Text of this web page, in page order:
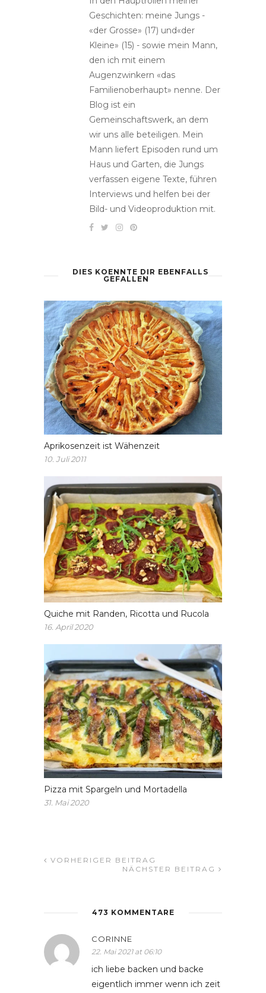
Geschichten: meine Jungs -
«der Grosse» (17) und«der
Kleine» (15) - sowie mein Mann,
den ich mit einem
Augenzwinkern «das
Familienoberhaupt» nenne. Der
Blog ist ein
Gemeinschaftswerk, an dem
wir uns alle beteiligen. Mein
Mann liefert Episoden rund um
Haus und Garten, die Jungs
verfassen eigene Texte, führen
Interviews und helfen bei der
Bild- und Videoproduktion mit.
DIES KOENNTE DIR EBENFALLS
GEFALLEN
Aprikosenzeit ist Wähenzeit
10. Juli 2011
Quiche mit Randen, Ricotta und Rucola
16. April 2020
Pizza mit Spargeln und Mortadella
31. Mai 2020
VORHERIGER BEITRAG
NÄCHSTER BEITRAG
473 KOMMENTARE
CORINNE
22. Mai 2021 at 06:10
ich liebe backen und backe
eigentlich immer wenn ich zeit